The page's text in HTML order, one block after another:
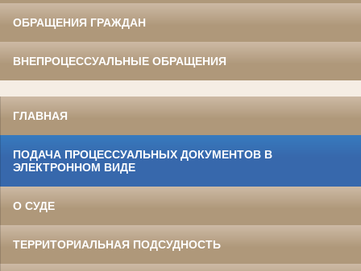
ОБРАЩЕНИЯ ГРАЖДАН
ВНЕПРОЦЕССУАЛЬНЫЕ ОБРАЩЕНИЯ
ГЛАВНАЯ
ПОДАЧА ПРОЦЕССУАЛЬНЫХ ДОКУМЕНТОВ В
ЭЛЕКТРОННОМ ВИДЕ
О СУДЕ
ТЕРРИТОРИАЛЬНАЯ ПОДСУДНОСТЬ